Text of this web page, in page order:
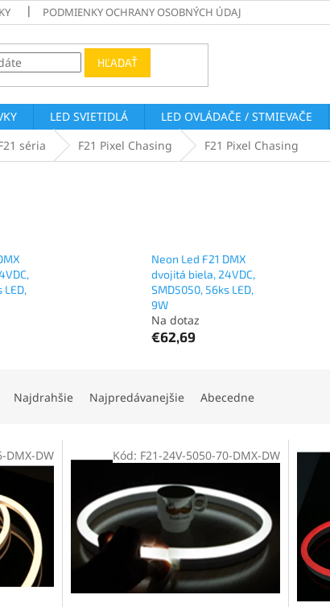
PODMIENKY OCHRANY OSOBNÝCH ÚDAJOV
HĽADAŤ
LED SVIETIDLÁ LED OVLÁDAČE / STMIEVAČE
séria F21 Pixel Chasing F21 Pixel Chasing
LED,
Neon Led F21 DMX
dvojitá biela, 24VDC,
SMD5050, 56ks LED,
9W
Na dotaz
€62,69
Najdrahšie Najpredávanejšie Abecedne
DMX-DW Kód: F21-24V-5050-70-DMX-DW